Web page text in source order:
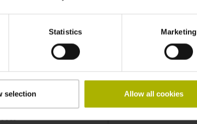
Statistics Marketing
selection Allow all cookies
Například s
a grafickým